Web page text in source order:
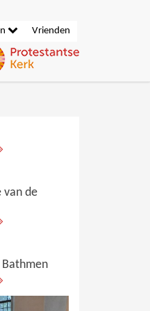
Vrienden
van de